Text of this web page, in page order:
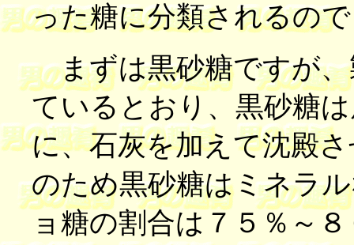
った糖に分類されるの
まずは黒砂糖ですが、
ているとおり、黒砂糖
に、石灰を加えて沈殿
のため黒砂糖はミネラ
ョ糖の割合は７５％～